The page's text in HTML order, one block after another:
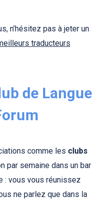
n’hésitez pas à jeter un
traducteurs
de Langue
comme les clubs
par semaine dans un bar
: vous vous réunissez
ne parlez que dans la